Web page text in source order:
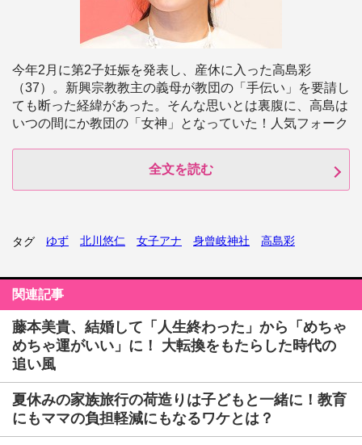
今年2月に第2子妊娠を発表し、産休に入った高島彩
（37）。新興宗教教主の義母が教団の「手伝い」を要請し
ても断った経緯があった。そんな思いとは裏腹に、高島は
いつの間にか教団の「女神」となっていた！人気フォーク
全文を読む
タグ ゆず 北川悠仁 女子アナ 身曾岐神社 高島彩
関連記事
藤本美貴、結婚して「人生終わった」から「めちゃ
めちゃ運がいい」に！ 大転換をもたらした時代の
追い風
夏休みの家族旅行の荷造りは子どもと一緒に！教育
にもママの負担軽減にもなるワケとは？